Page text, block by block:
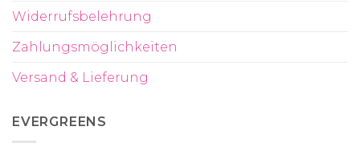
Widerrufsbelehrung
Zahlungsmöglichkeiten
Versand & Lieferung
EVERGREENS